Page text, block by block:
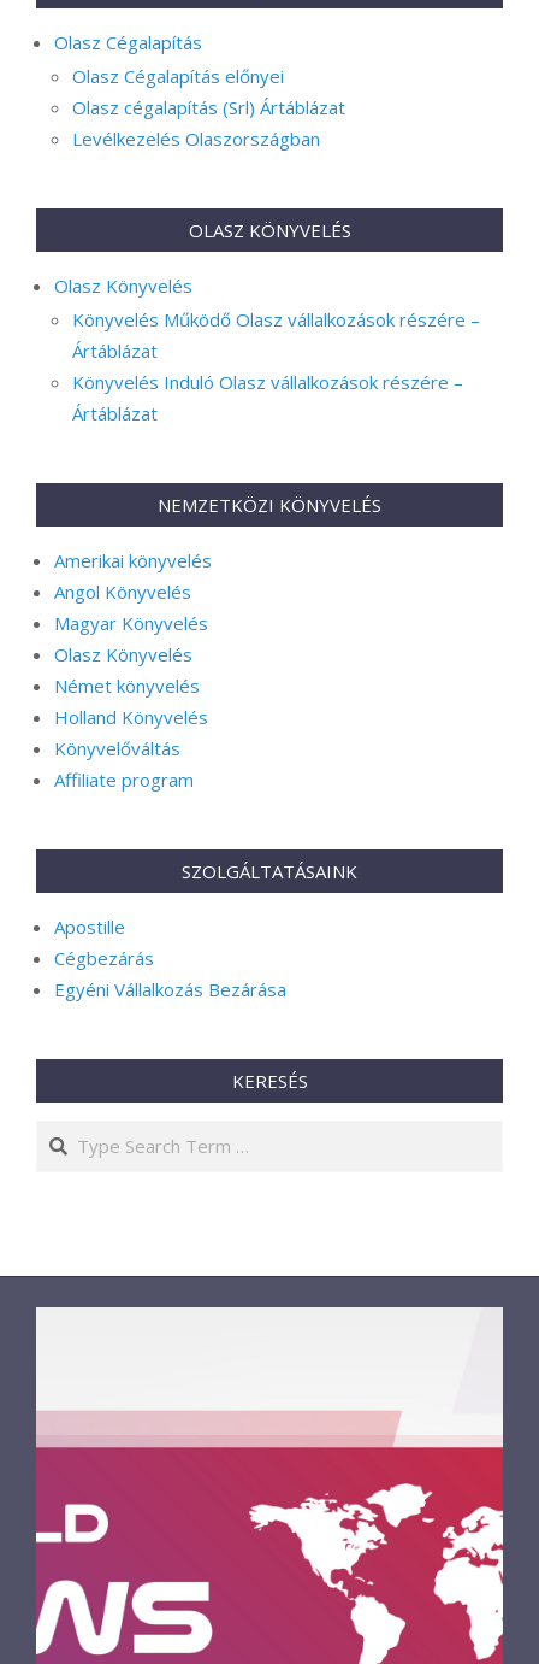
Olasz Cégalapítás
Olasz Cégalapítás előnyei
Olasz cégalapítás (Srl) Ártáblázat
Levélkezelés Olaszországban
OLASZ KÖNYVELÉS
Olasz Könyvelés
Könyvelés Működő Olasz vállalkozások részére –
Ártáblázat
Könyvelés Induló Olasz vállalkozások részére –
Ártáblázat
NEMZETKÖZI KÖNYVELÉS
Amerikai könyvelés
Angol Könyvelés
Magyar Könyvelés
Olasz Könyvelés
Német könyvelés
Holland Könyvelés
Könyvelőváltás
Affiliate program
SZOLGÁLTATÁSAINK
Apostille
Cégbezárás
Egyéni Vállalkozás Bezárása
KERESÉS
Search